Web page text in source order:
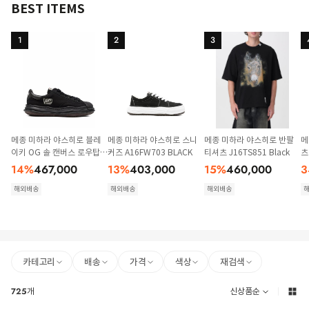
BEST ITEMS
1
메종 미하라 야스히로 블레
이키 OG 솔 캔버스 로우탑
스니커즈 A08FW735 BLKB
K BLACK
14%467,000
해외배송
2
메종 미하라 야스히로 스니
커즈 A16FW703 BLACK
13%403,000
해외배송
3
메종 미하라 야스히로 반팔
티셔츠 J16TS851 Black
15%460,000
해외배송
카테고리 배송 가격 색상 재검색
725개 신상품순